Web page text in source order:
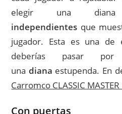
elegir una
independientes que
jugador. Esta es una de
deberías pasar
una diana estupenda. En
Carromco CLASSIC MASTER
Con puertas